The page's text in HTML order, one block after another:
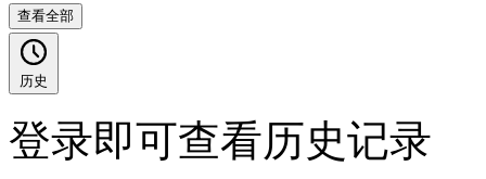
查看全部
历史
登录即可查看历史记录